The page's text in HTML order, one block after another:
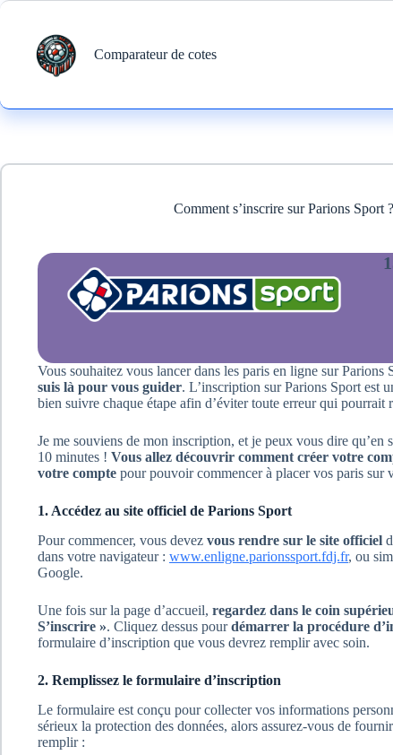
Comparateur de cotes
Comment s’inscrire sur Parions Sport
Vous souhaitez vous lancer dans les paris en ligne sur Parions
suis là pour vous guider. L’inscription sur Parions Sport est
bien suivre chaque étape afin d’éviter toute erreur qui pourrait
Je me souviens de mon inscription, et je peux vous dire
10 minutes ! Vous allez découvrir comment créer votre
votre compte pour pouvoir commencer à placer vos paris sur
1. Accédez au site officiel de Parions Sport
Pour commencer, vous devez vous rendre sur le site officiel
dans votre navigateur : www.enligne.parionssport.fdj.fr, ou
Google.
Une fois sur la page d’accueil, regardez dans le coin
S’inscrire ». Cliquez dessus pourdémarrer la procédure
formulaire d’inscription que vous devrez remplir avec soin.
2. Remplissez le formulaire d’inscription
Le formulaire est conçu pour collecter vos informations
sérieux la protection des données, alors assurez-vous de
remplir :